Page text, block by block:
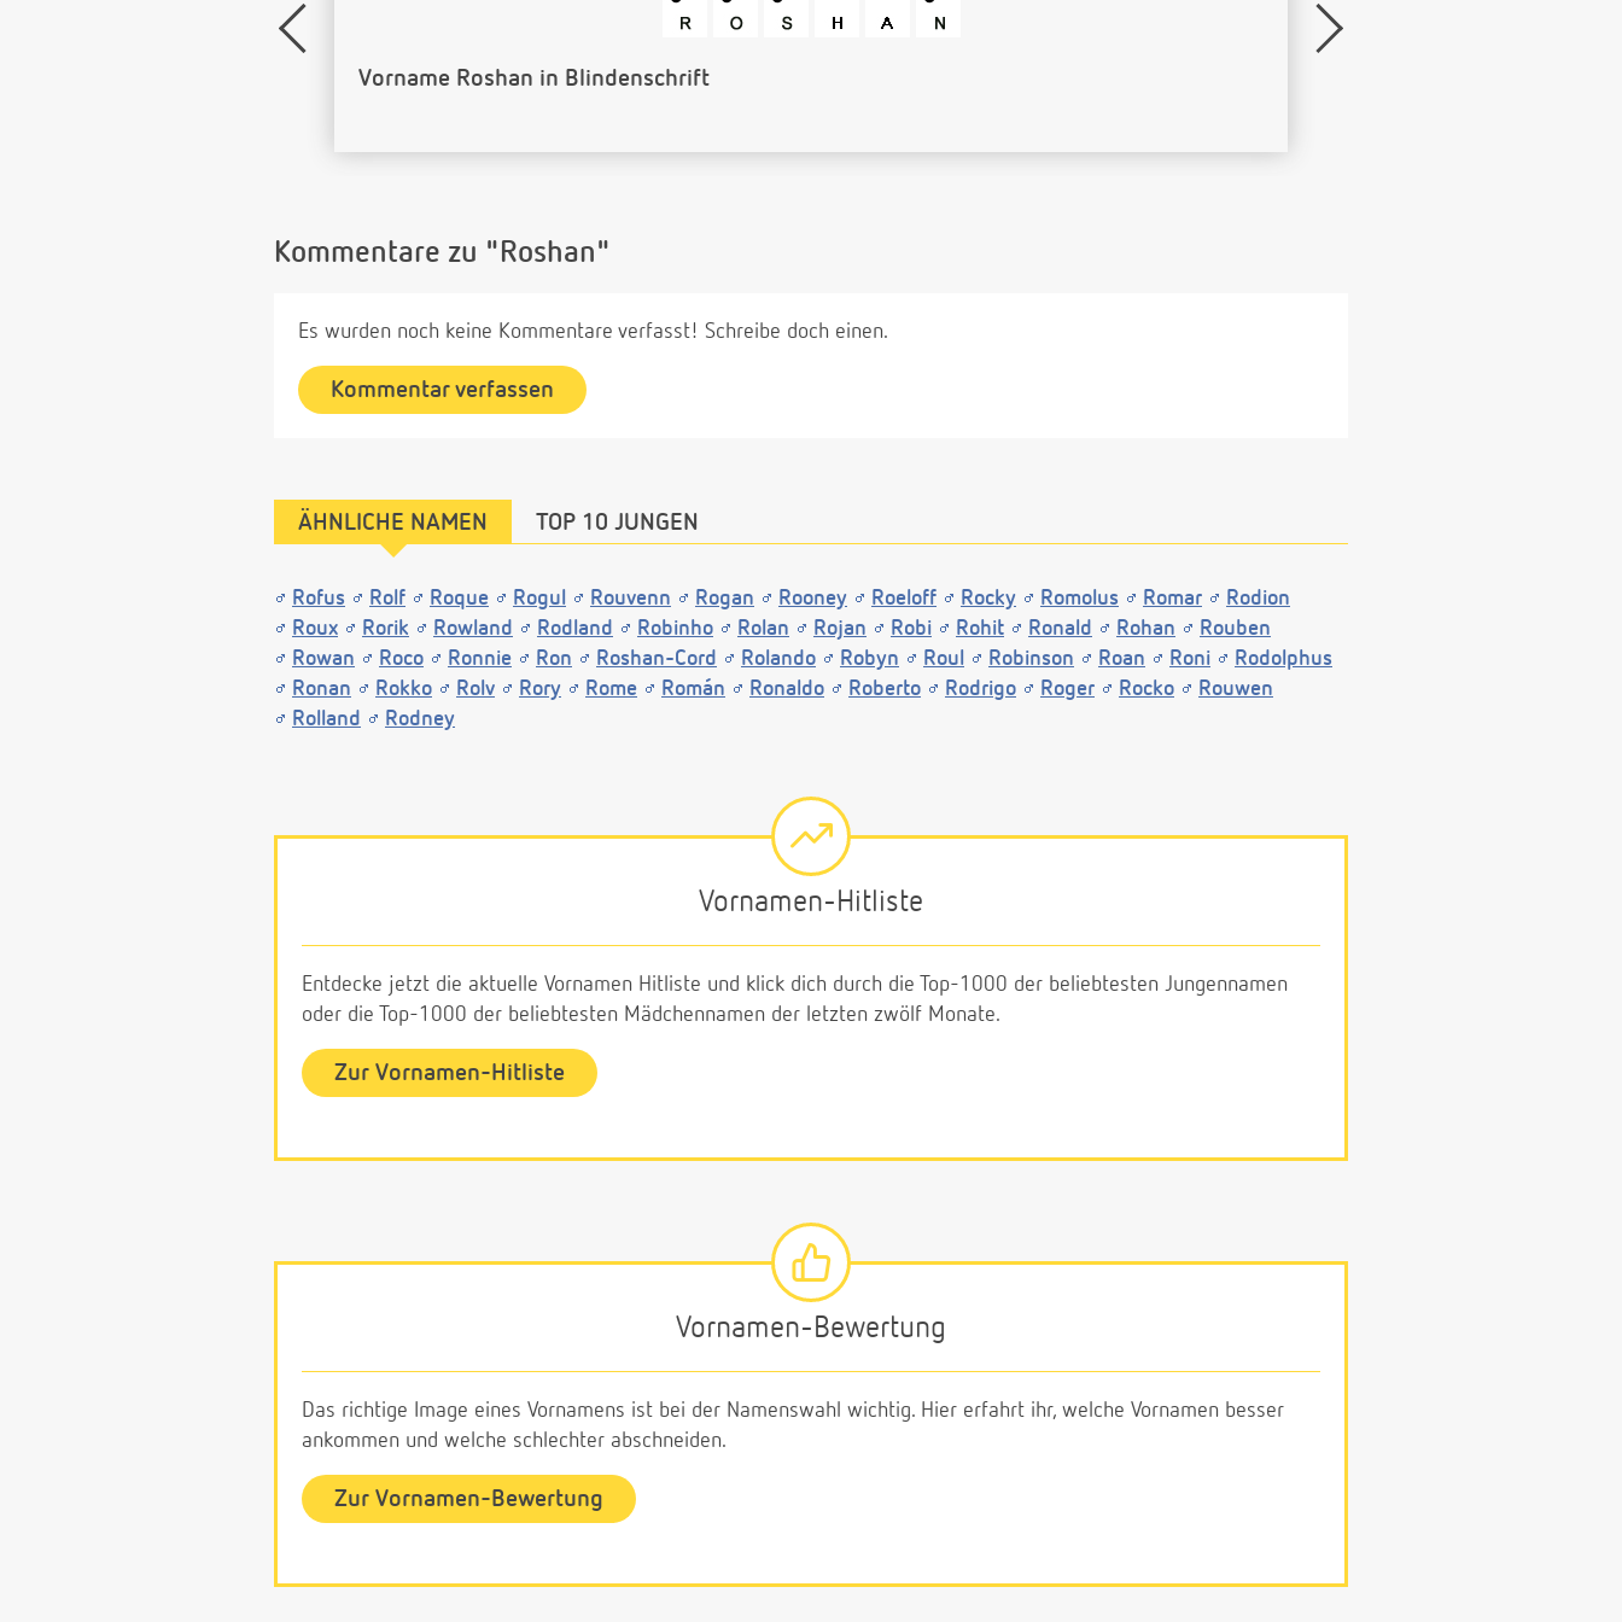
Name Roshan als Barcode
Kommentare zu "Roshan"
Es wurden noch keine Kommentare verfasst! Schreibe doch einen.
Kommentar verfassen
ÄHNLICHE NAMEN TOP 10 JUNGEN
Rofus Rolf Roque Rogul Rouvenn Rogan Rooney Roeloff Rocky Romolus Romar
Rodion
Roux
Rorik Rowland Rodland Robinho Rolan Rojan Robi Rohit Ronald Rohan
Rouben
Rowan
Roco Ronnie Ron Roshan-Cord Rolando Robyn Roul Robinson Roan Roni
Rodolphus
Ronan
Rokko Rolv Rory Rome Román Ronaldo Roberto Rodrigo Roger Rocko
Rouwen
Rolland
Rodney
Vornamen-Hitliste
Entdecke jetzt die aktuelle Vornamen Hitliste und klick dich durch die Top-1000 der beliebtesten Jungennamen
oder die Top-1000 der beliebtesten Mädchennamen der letzten zwölf Monate.
Zur Vornamen-Hitliste
Vornamen-Bewertung
Das richtige Image eines Vornamens ist bei der Namenswahl wichtig. Hier erfahrt ihr, welche Vornamen besser
ankommen und welche schlechter abschneiden.
Zur Vornamen-Bewertung